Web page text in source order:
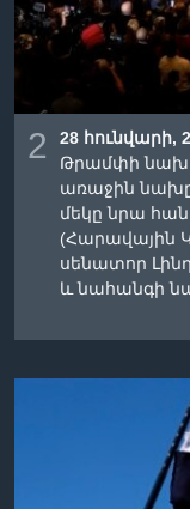
2
28 հունվարի,
Թրամփի
առաջին
մեկը նրա
(Հարավային
սենատոր
և նահանգի